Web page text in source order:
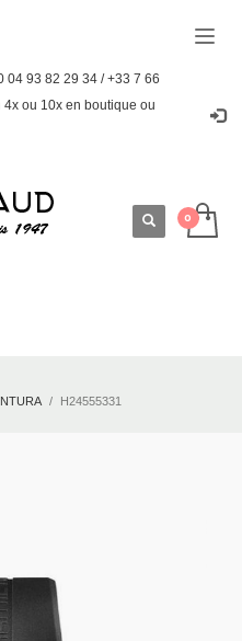
04 93 82 29 34 / +33 7 66
ou 10x en boutique ou
H24555331